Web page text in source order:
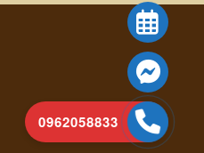
0962058833